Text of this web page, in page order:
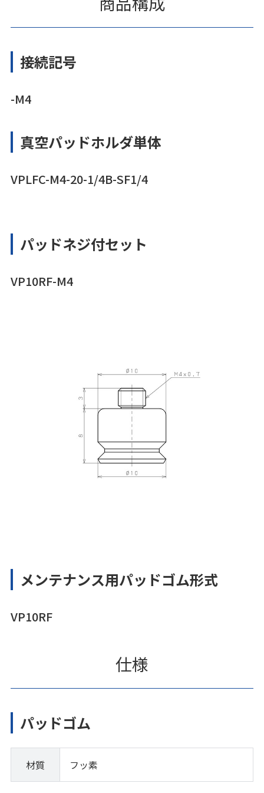
接続記号
-M4
真空パッドホルダ単体
VPLFC-M4-20-1/4B-SF1/4
パッドネジ付セット
VP10RF-M4
メンテナンス用パッドゴム形式
VP10RF
仕様
パッドゴム
材質 フッ素